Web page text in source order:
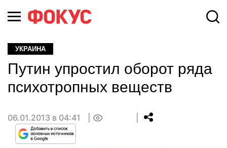
УКРАИНА
Путин упростил оборот ряда
психотропных веществ
06.01.2013 в 04:41